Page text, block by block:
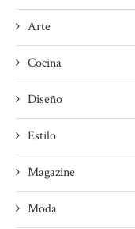
Arte
Cocina
Diseño
Estilo
Magazine
Moda